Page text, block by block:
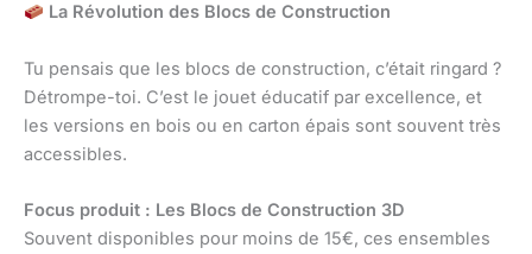
La Révolution des Blocs de Construction
Tu pensais que les blocs de construction, c’était ringard ?
Détrompe-toi. C’est le jouet éducatif par excellence, et
les versions en bois ou en carton épais sont souvent très
accessibles.
Focus produit : Les Blocs de Construction 3D
Souvent disponibles pour moins de 15€, ces ensembles